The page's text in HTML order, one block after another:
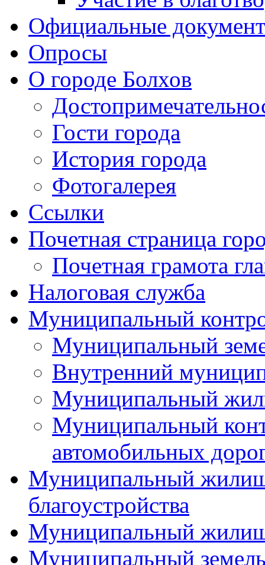
Официальные
Опросы
О городе Болхов
Гости города
История города
Фотогалерея
Ссылки
Почетная страница
Почетная грамота
Налоговая служба
Муниципальный
Муниципальный
Внутренний
Муниципальный
Муниципальный
автомобильных
Муниципальный
благоустройства
Муниципальный
Муниципальный